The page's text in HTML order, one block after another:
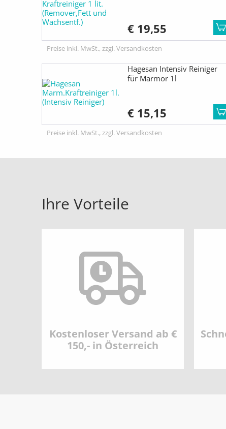
€ 19,55
Preise inkl. MwSt., zzgl. Versandkosten
Hagesan Intensiv Reiniger
für Marmor 1l
€ 15,15
Preise inkl. MwSt., zzgl. Versandkosten
Ihre Vorteile
Kostenloser Versand ab €
150,- in Österreich